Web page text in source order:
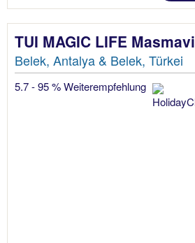
TUI MAGIC LIFE Masmavi
Belek, Antalya & Belek, Türkei
5.7 - 95 % Weiterempfehlung